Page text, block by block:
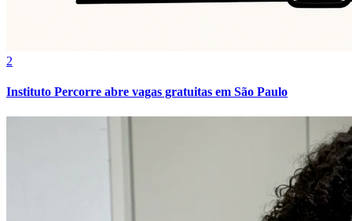
2
Instituto Percorre abre vagas gratuitas em São Paulo